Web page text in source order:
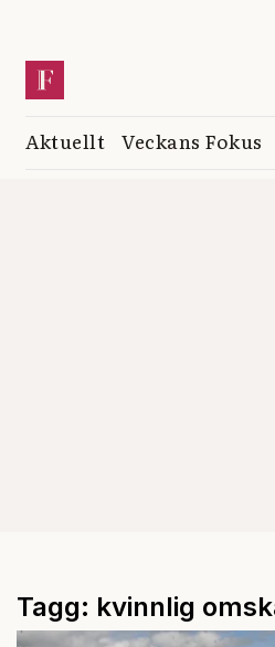
Aktuellt Veckans Fokus
Tagg: kvinnlig